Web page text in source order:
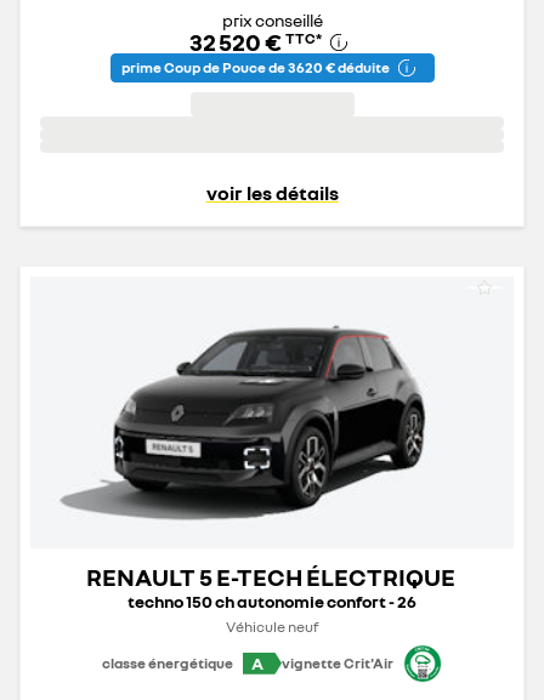
prix conseillé
32 520 € TTC*
prime Coup de Pouce de 3 620 € déduite
voir les détails
RENAULT 5 E-TECH ÉLECTRIQUE
techno 150 ch autonomie confort - 26
Véhicule neuf
classe énergétique
A vignette Crit'Air